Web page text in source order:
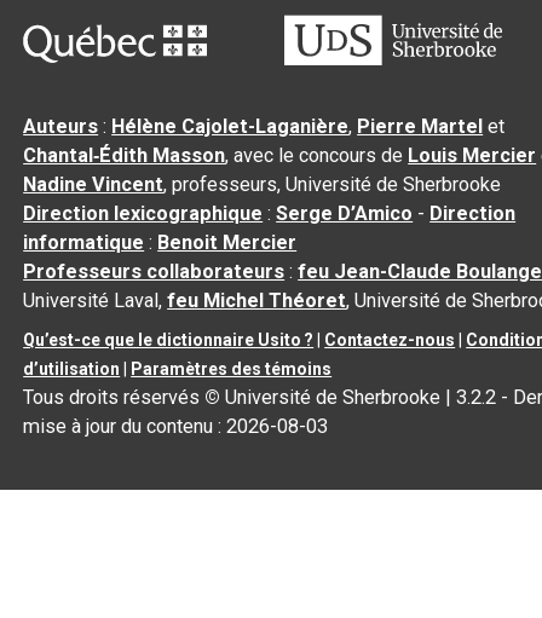
Auteurs : Hélène Cajolet-Laganière, Pierre Martel et
Chantal‑Édith Masson, avec le concours de Louis Mercier
Nadine Vincent, professeurs, Université de Sherbrooke
Direction lexicographique :Serge D’Amico - Direction
informatique : Benoit Mercier
Professeurs collaborateurs :feu Jean-Claude
Université Laval,feu Michel Théoret, Université de
Qu’est-ce que le dictionnaire Usito ? Contactez-nous
d’utilisation
Paramètres des témoins
Tous droits réservés © Université de Sherbrooke |3.2.2 -
mise à jour du contenu :2026-08-03